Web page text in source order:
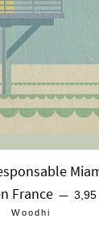
France — Prix
3,95
Woodhi